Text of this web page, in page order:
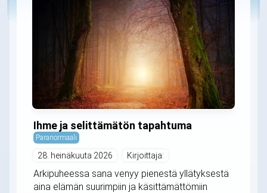
Ihme ja selittämätön tapahtuma
Paranormaali
28. heinäkuuta 2026 Kirjoittaja:
Arkipuheessa sana venyy pienestä yllätyksestä
aina elämän suurimpiin ja käsittämättömiin